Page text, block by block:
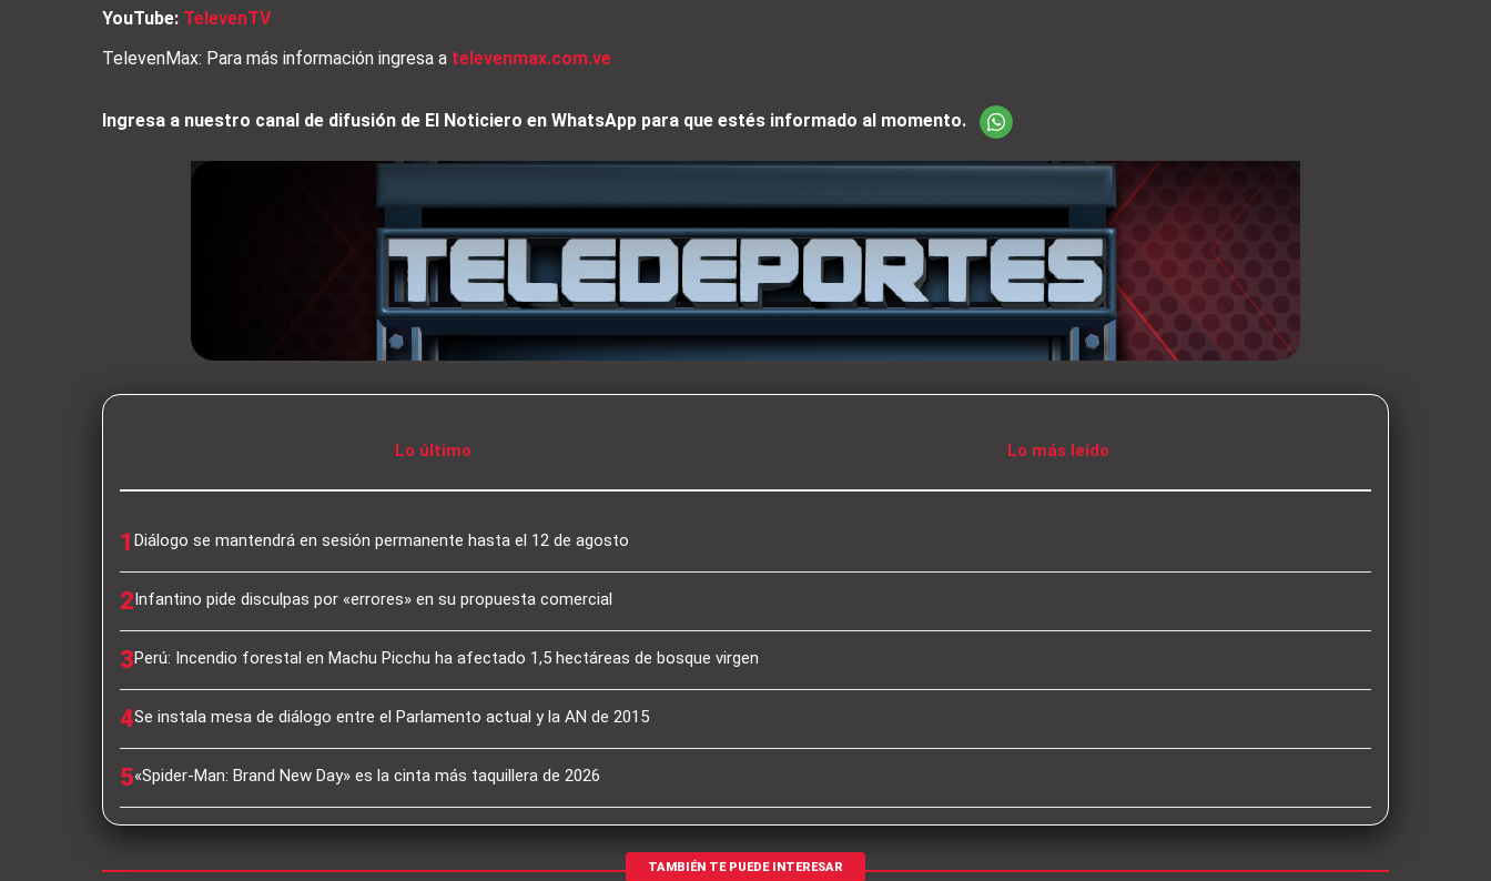
YouTube: TelevenTV
TelevenMax: Para más información ingresa a televenmax.com.ve
Ingresa a nuestro canal de difusión de El Noticiero en WhatsApp para que estés informado al momento.
Lo último Lo más leído
1 Diálogo se mantendrá en sesión permanente hasta el 12 de agosto
2Infantino pide disculpas por «errores» en su propuesta comercial
3Perú: Incendio forestal en Machu Picchu ha afectado 1,5 hectáreas de bosque virgen
4Se instala mesa de diálogo entre el Parlamento actual y la AN de 2015
5«Spider-Man: Brand New Day» es la cinta más taquillera de 2026
TAMBIÉN TE PUEDE INTERESAR